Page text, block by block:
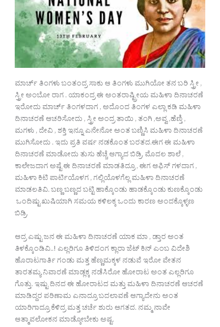
ಮಾರ್ಚ್ ತಿಂಗಳು ಬಂತಂದ್ರ ಸಾಕು ಆ ತಿಂಗಳು ಮುಗಿಯೋ ತನ ಬರಿ ಸ್ತ್ರೀ ,
ಸ್ತ್ರೀ ಅಂಬೋ ರಾಗ . ಯಾಕಂದ್ರ ಈ ಅಂತರಾಷ್ಟ್ರೀಯ ಮಹಿಳಾ ದಿನಾಚರಣೆ
ಇರೋದು ಮಾರ್ಚ್ ತಿಂಗಳದಾಗ , ಅದೊಂದ ತಿಂಗಳ ಎಲ್ಲಾ ಕಡಿ ಮಹಿಳಾ
ದಿನಾಚರಣೆ ಆಚರಿಸೋದು , ಸ್ತ್ರೀ ಅಂದ್ರ ತಾಯಿ , ತಂಗಿ ,ಅವ್ವ ,ಹೆಣ್ತಿ ,
ಮಗಳು , ದೇವಿ , ಶಕ್ತಿ ಇನ್ನೂ ಎನೇನೋ ಅಂತ ಬಣ್ಣಿಸಿ ಮಹಿಳಾ ದಿನಾಚರಣೆ
ಮುಗಿಸೋದು . ಇದು ಪ್ರತಿ ವರ್ಷ ನಡಕೊಂತ ಬರತದ.ಈಗ ಈ ಮಹಿಳಾ
ದಿನಾಚರಣೆ ಮಾಡೋದು ತುಸು ಹೆಚ್ಚೆ ಆಗ್ಯಾದ ಬಿಡ್ರಿ. ಮೊದಲ ಶಾಲೆ ,
ಕಾಲೇಜದಾಗ ಅಷ್ಟೆ ಈ ದಿನಾಚರಣೆ ಮಾಡತಿದ್ರೂ , ಈಗ ಆಫಿಸ್ ಗಳದಾಗ ,
ಮಹಿಳಾ ಕಿಟಿ ಪಾರ್ಟಿಯೊಳಗ , ಗಲ್ಲಿಯೊಳಗೆಲ್ಲ ಮಹಿಳಾ ದಿನಾಚರಣೆ
ಮಾಡಲತಿವಿ. ಬಣ್ಣ ಬಣ್ಣದ ಬಟ್ಟಿ ಹಾಕ್ಕೊಂಡು ಹಾಡಕ್ಕೊಂಡು ಕುಣಕ್ಕೊಂಡು
ಒಂದಿಷ್ಟು ಖುಷಿಯಾಗಿ ಸಮಯ ಕಳಿಲಕ್ಕ ಒಂದು ಕಾರಣ ಅಂದಕ್ಕೊಳ್ಳಣ
ಬಿಡ್ರಿ.
ಆದ್ರ ಎಷ್ಟು ಜನ ಈ ಮಹಿಳಾ ದಿನಾಚರಣೆ ಯಾಕ ಮಾ , ಡ್ತಾರ ಅಂತ
ತಿಳಕ್ಕೊಂಡಿವಿ..! ಎಲ್ಲರಿಗೂ ತಿಳಿದಂಗ ಕ್ಲಾರಾ ಜೆಟ್ ಕಿನ್ ಎಂಬ ವಿದೇಶಿ
ಹೊರಾಟಗಾರ್ತಿ ಗಂಡು ಮತ್ತ ಹೆಣ್ಣಮಕ್ಕಳ ನಡುವೆ ಇರೋ ವೇತನ
ತಾರತಮ್ಯ ನಿವಾರಣೆ ಮಾಡ್ಲಕ್ಕ ನಡೆಸಿರೋ ಹೋರಾಟ ಅಂತ ಎಲ್ಲರಿಗೂ
ಗೊತ್ತು. ಇಷ್ಟು ದಿನದ ಈ ಹೋರಾಟದ ಮತ್ತು ಮಹಿಳಾ ದಿನಾಚರಣೆ ಆಚರಣೆ
ಮಾಡಿದ್ದರ ಪರಿಣಾಮ ಎನಾದ್ರೂ ಬದಲಾವಣೆ ಆಗ್ಯಾದೇನು ಅಂತ
ಯಾರಿಗಾದ್ರೂ ಕೆಳಿದ್ರ ಮತ್ತ ಚರ್ಚೆ ಶುರು ಆಗತದ. ನಮ್ಮ ನಾವೇ
ಆತ್ಮಾವಲೋಕನ ಮಾಡ್ಕೋಬೇಕು ಅಷ್ಟ.